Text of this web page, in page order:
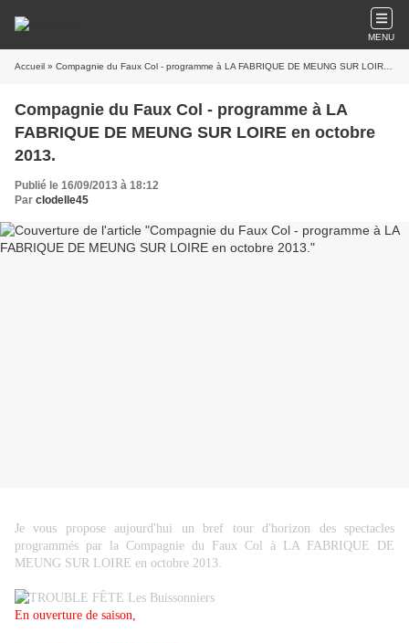
MENU
Accueil » Compagnie du Faux Col - programme à LA FABRIQUE DE MEUNG SUR LOIRE en octobre 2013.
Compagnie du Faux Col - programme à LA
FABRIQUE DE MEUNG SUR LOIRE en octobre
2013.
Publié le 16/09/2013 à 18:12
Par clodelle45
Je vous propose aujourd'hui un bref tour d'horizon des spectacles
programmés par la Compagnie du Faux Col à LA FABRIQUE DE
MEUNG SUR LOIRE en octobre 2013.
En ouverture de saison,